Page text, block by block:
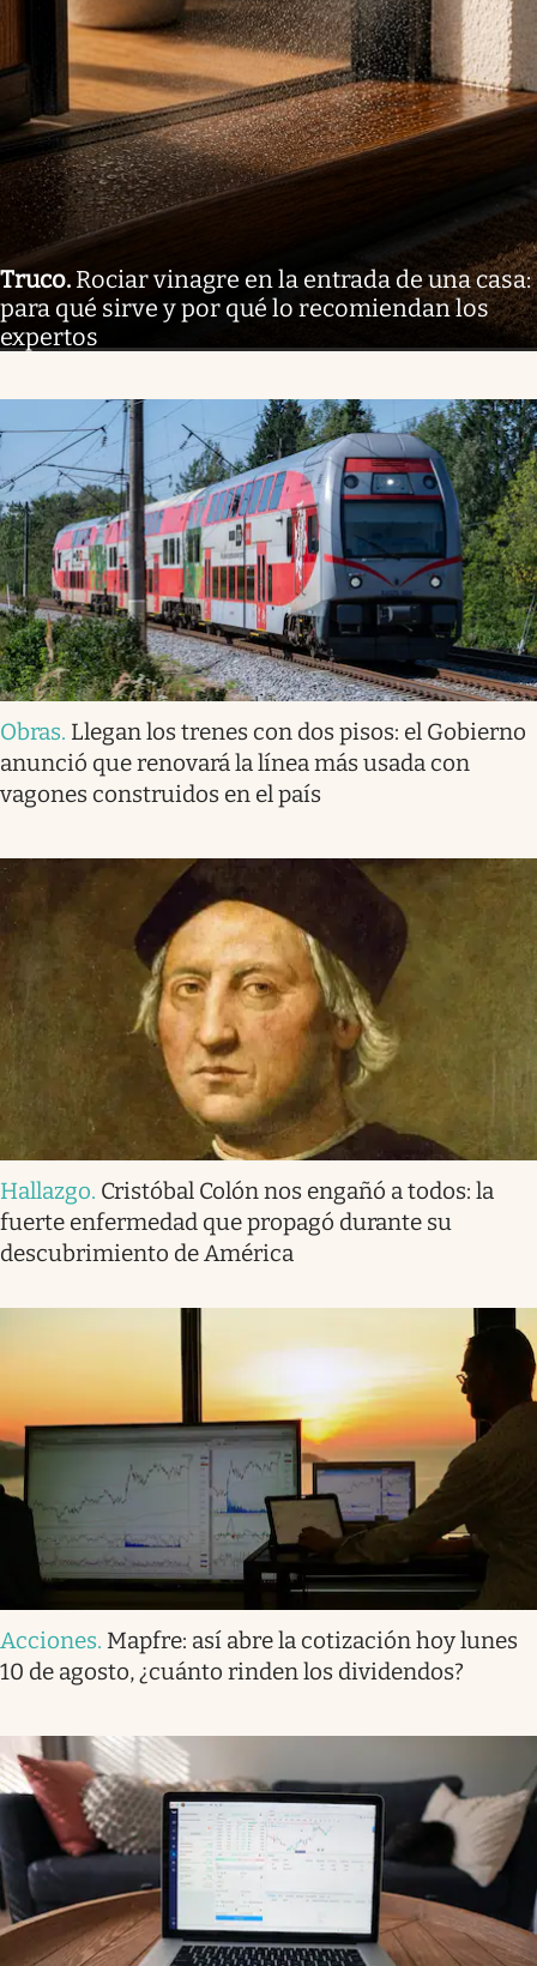
Truco. Rociar vinagre en la entrada de una casa:
para qué sirve y por qué lo recomiendan los
expertos
Obras. Llegan los trenes con dos pisos: el Gobierno
anunció que renovará la línea más usada con
vagones construidos en el país
Hallazgo. Cristóbal Colón nos engañó a todos: la
fuerte enfermedad que propagó durante su
descubrimiento de América
Acciones. Mapfre: así abre la cotización hoy lunes
10 de agosto, ¿cuánto rinden los dividendos?